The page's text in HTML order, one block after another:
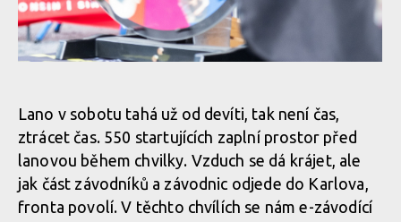
Norco Enduro Race Morávka - Jára Sijka / Enduroserie.cz
Norco Enduro Race Morávka - Jára Sijka / Enduroserie.cz
Lano v sobotu tahá už od devíti, tak není čas,
ztrácet čas. 550 startujících zaplní prostor před
lanovou během chvilky. Vzduch se dá krájet, ale
jak část závodníků a závodnic odjede do Karlova,
fronta povolí. V těchto chvílích se nám e-závodící